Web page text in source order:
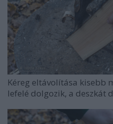
Kéreg eltávolítása kisebb
lefelé dolgozik, a deszkát